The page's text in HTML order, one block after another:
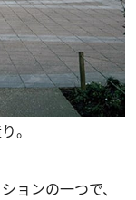
。
ョンの一つで、